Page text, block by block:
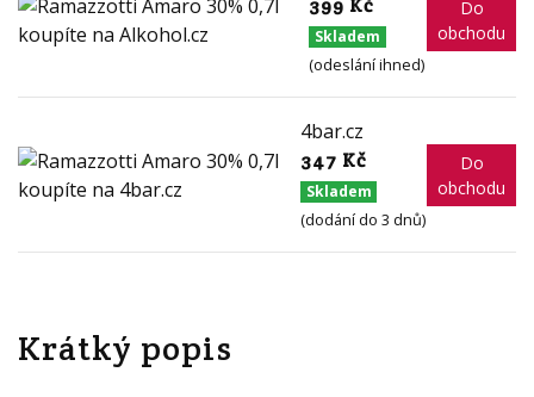
399 Kč
Skladem
(odeslání ihned)
Do
obchodu
4bar.cz
347 Kč
Skladem
(dodání do 3 dnů)
Do
obchodu
Krátký popis